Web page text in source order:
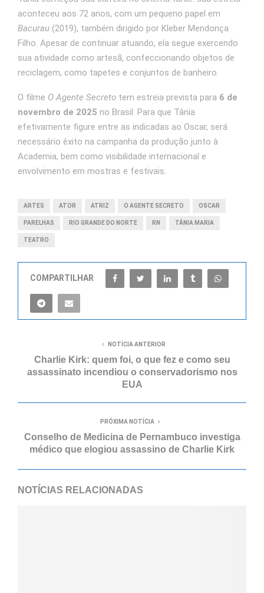
aconteceu aos 72 anos, com um pequeno papel em
Bacurau (2019), também dirigido por Kleber Mendonça
Filho. Apesar de continuar atuando, ela segue exercendo
sua atividade como artesã, confeccionando objetos de
reciclagem, como tapetes e conjuntos de banheiro.
O filme O Agente Secreto tem estreia prevista para 6 de
novembro de 2025 no Brasil. Para que Tânia
efetivamente figure entre as indicadas ao Oscar, será
necessário êxito na campanha da produção junto à
Academia, bem como visibilidade internacional e
envolvimento em mostras e festivais.
ARTES ATOR ATRIZ O AGENTE SECRETO OSCAR
PARELHAS RIO GRANDE DO NORTE RN TÂNIA MARIA
TEATRO
COMPARTILHAR
NOTÍCIA ANTERIOR
Charlie Kirk: quem foi, o que fez e como seu
assassinato incendiou o conservadorismo nos
EUA
PRÓXIMA NOTÍCIA
Conselho de Medicina de Pernambuco investiga
médico que elogiou assassino de Charlie Kirk
NOTÍCIAS RELACIONADAS